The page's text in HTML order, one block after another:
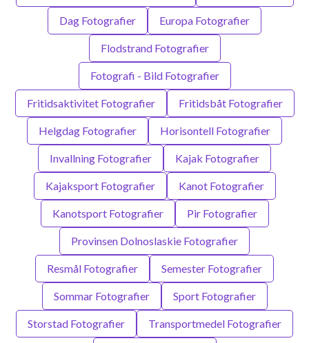
Dag Fotografier Europa Fotografier
Flodstrand Fotografier
Fotografi - Bild Fotografier
Fritidsaktivitet Fotografier Fritidsbåt Fotografier
Helgdag Fotografier Horisontell Fotografier
Invallning Fotografier Kajak Fotografier
Kajaksport Fotografier Kanot Fotografier
Kanotsport Fotografier Pir Fotografier
Provinsen Dolnoslaskie Fotografier
Resmål Fotografier Semester Fotografier
Sommar Fotografier Sport Fotografier
Storstad Fotografier Transportmedel Fotografier